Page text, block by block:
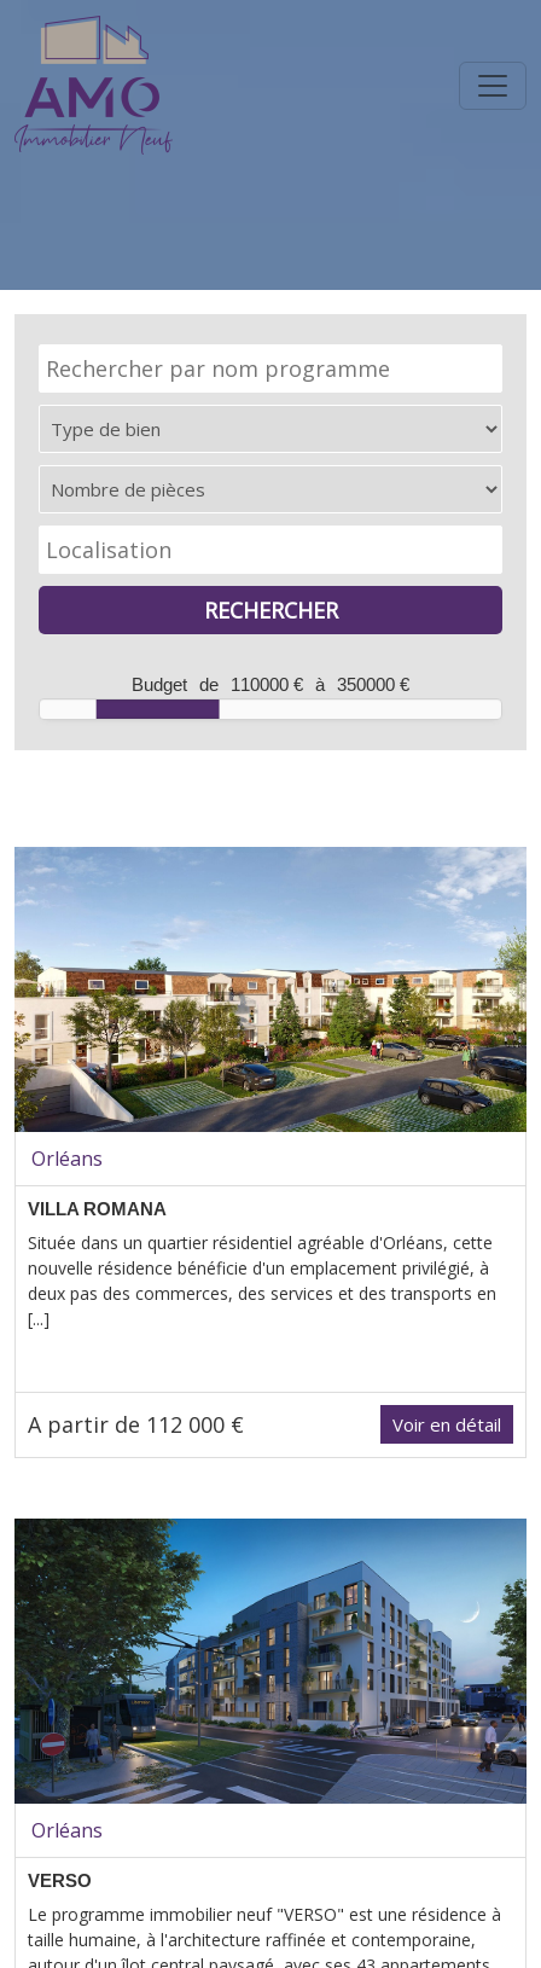
Budget de 110000 € à 350000 €
Orléans
VILLA ROMANA
Située dans un quartier résidentiel agréable d'Orléans, cette
nouvelle résidence bénéficie d'un emplacement privilégié, à
deux pas des commerces, des services et des transports en
[...]
A partir de 112 000 € Voir en détail
Orléans
VERSO
Le programme immobilier neuf "VERSO" est une résidence à
taille humaine, à l'architecture raffinée et contemporaine,
Panneau de gestion des cookies